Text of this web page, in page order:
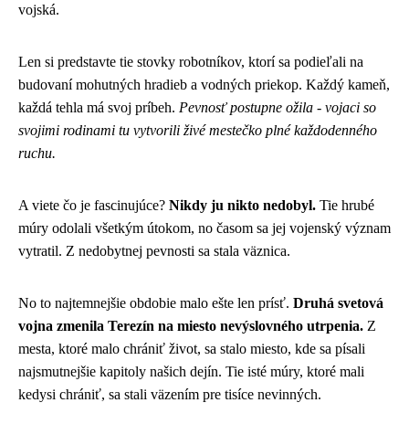
vojská.
Len si predstavte tie stovky robotníkov, ktorí sa podieľali na
budovaní mohutných hradieb a vodných priekop. Každý kameň,
každá tehla má svoj príbeh. Pevnosť postupne ožila - vojaci so
svojimi rodinami tu vytvorili živé mestečko plné každodenného
ruchu.
A viete čo je fascinujúce? Nikdy ju nikto nedobyl. Tie hrubé
múry odolali všetkým útokom, no časom sa jej vojenský význam
vytratil. Z nedobytnej pevnosti sa stala väznica.
No to najtemnejšie obdobie malo ešte len prísť. Druhá svetová
vojna zmenila Terezín na miesto nevýslovného utrpenia. Z
mesta, ktoré malo chrániť život, sa stalo miesto, kde sa písali
najsmutnejšie kapitoly našich dejín. Tie isté múry, ktoré mali
kedysi chrániť, sa stali väzením pre tisíce nevinných.